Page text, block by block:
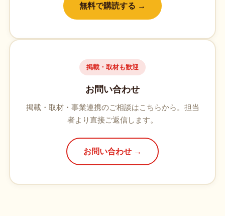
無料で購読する →
掲載・取材も歓迎
お問い合わせ
掲載・取材・事業連携のご相談はこちらから。担当
者より直接ご返信します。
お問い合わせ →